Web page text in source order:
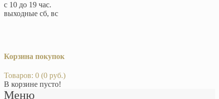
с 10 до 19 час.
выходные сб, вс
Корзина покупок
Товаров: 0 (0 руб.)
В корзине пусто!
Меню